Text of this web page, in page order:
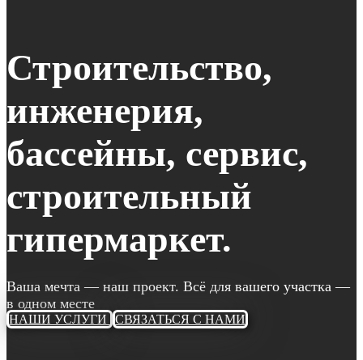
Строительство,
инженерия,
бассейны, сервис,
строительный
гипермаркет.
Ваша мечта — наш проект. Всё для вашего участка —
в одном месте
НАШИ УСЛУГИ СВЯЗАТЬСЯ С НАМИ